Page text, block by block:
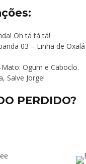
Oh tá tá tá!
03 – Linha de
Ogum e Caboclo.
Salve Jorge!
PERDIDO?